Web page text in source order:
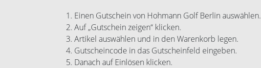
Einen Gutschein von Hohmann Golf Berlin auswählen.
Auf „Gutschein zeigen“ klicken.
Artikel auswählen und in den Warenkorb legen.
Gutscheincode in das Gutscheinfeld eingeben.
Danach auf Einlösen klicken.